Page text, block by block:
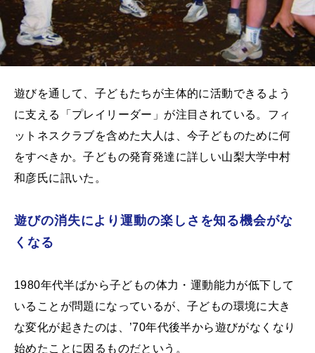
遊びを通して、子どもたちが主体的に活動できるよう
に支える「プレイリーダー」が注目されている。フィ
ットネスクラブを含めた大人は、今子どものために何
をすべきか。子どもの発育発達に詳しい山梨大学中村
和彦氏に訊いた。
遊びの消失により運動の楽しさを知る機会がな
くなる
1980年代半ばから子どもの体力・運動能力が低下して
いることが問題になっているが、子どもの環境に大き
な変化が起きたのは、’70年代後半から遊びがなくなり
始めたことに因るものだという。